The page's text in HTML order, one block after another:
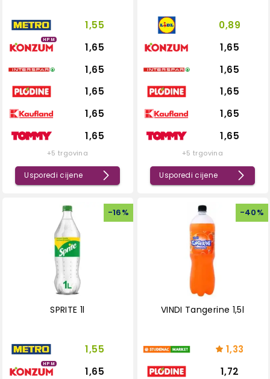
1,55
HPM
1,65
1,65
1,65
1,65
1,65
+5 trgovina
Usporedi cijene
0,89
1,65
1,65
1,65
1,65
1,65
+5 trgovina
Usporedi cijene
-16%
SPRITE 1l
1,55
HPM
1,65
-40%
VINDI Tangerine 1,5l
1,33
1,72